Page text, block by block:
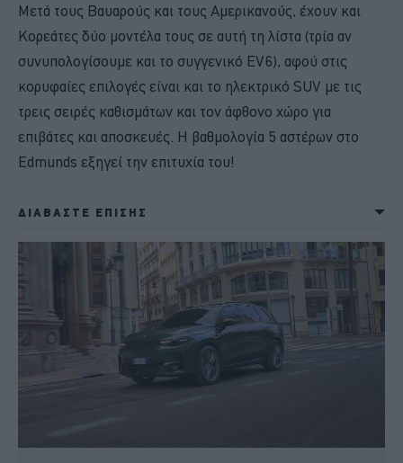
Μετά τους Βαυαρούς και τους Αμερικανούς, έχουν και
Κορεάτες δύο μοντέλα τους σε αυτή τη λίστα (τρία αν
συνυπολογίσουμε και το συγγενικό EV6), αφού στις
κορυφαίες επιλογές είναι και το ηλεκτρικό SUV με τις
τρεις σειρές καθισμάτων και τον άφθονο χώρο για
επιβάτες και αποσκευές. Η βαθμολογία 5 αστέρων στο
Edmunds εξηγεί την επιτυχία του!
ΔΙΑΒΑΣΤΕ ΕΠΙΣΗΣ